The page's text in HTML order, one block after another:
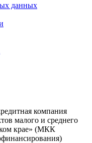
данных
компания
малого и среднего
крае» (МКК